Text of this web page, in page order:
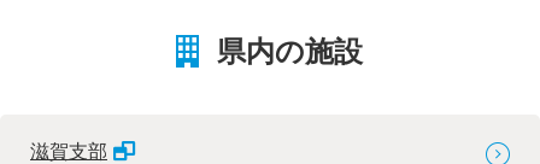
県内の施設
滋賀支部